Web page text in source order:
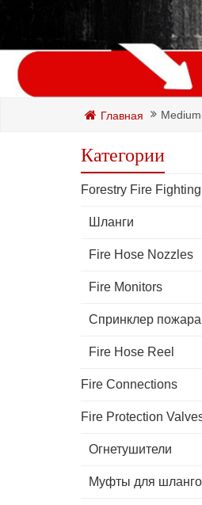
Главная
Категории
Forestry Fire Fighting
Шланги
Fire Hose Nozzles
Fire Monitors
Спринклер пожара
Fire Hose Reel
Fire Connections
Fire Protection
Огнетушители
Муфты для